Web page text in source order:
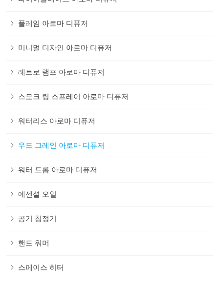
플레임 아로마 디퓨저
미니멀 디자인 아로마 디퓨저
레트로 램프 아로마 디퓨저
스모크 링 스프레이 아로마 디퓨저
워터리스 아로마 디퓨저
우드 그레인 아로마 디퓨저
워터 드롭 아로마 디퓨저
에센셜 오일
공기 청정기
핸드 워머
스페이스 히터